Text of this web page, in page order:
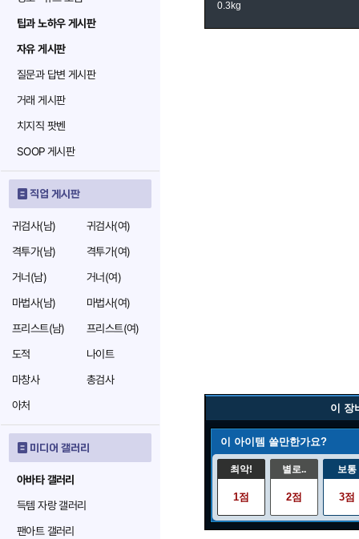
팁과 노하우 게시판
자유 게시판
질문과 답변 게시판
거래 게시판
치지직 팟벤
SOOP 게시판
직업 게시판
귀검사(남)
귀검사(여)
격투가(남)
격투가(여)
거너(남)
거너(여)
마법사(남)
마법사(여)
프리스트(남)
프리스트(여)
도적
나이트
마창사
총검사
아처
미디어 갤러리
아바타 갤러리
득템 자랑 갤러리
팬아트 갤러리
0.3kg
이 장
이 아이템 쓸만한가요?
최악!
1점
별로..
2점
보통
3점